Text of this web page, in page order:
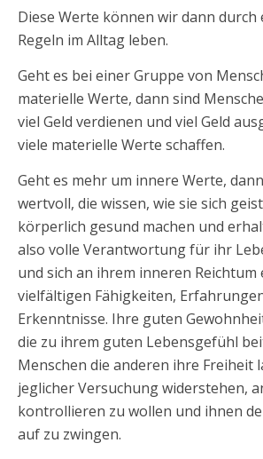
Diese Werte können wir dann durch
Regeln im Alltag leben.
Geht es bei einer Gruppe von
materielle Werte, dann sind
viel Geld verdienen und viel Geld
viele materielle Werte schaffen.
Geht es mehr um innere Werte,
wertvoll, die wissen, wie sie sich
körperlich gesund machen und
also volle Verantwortung für ihr
und sich an ihrem inneren
vielfältigen Fähigkeiten,
Erkenntnisse. Ihre guten
die zu ihrem guten Lebensgefühl
Menschen die anderen ihre Freiheit
jeglicher Versuchung widerstehen,
kontrollieren zu wollen und ihnen
auf zu zwingen.